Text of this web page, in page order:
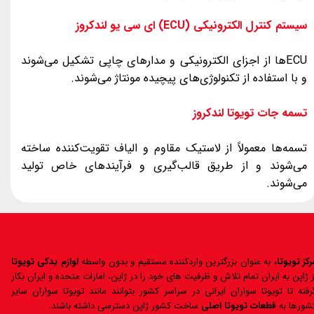
سیستم کنترل الکترونیکی (ECU) ای سی یو لندکروز
ECUها از اجزای الکترونیکی و مدارهای چاپی تشکیل می‌شوند
و با استفاده از تکنولوژی‌های پیچیده مونتاژ می‌شوند.
تسمه جات تویوتا لندکروز
تسمه‌ها معمولاً از لاستیک مقاوم و الیاف تقویت‌کننده ساخته
می‌شوند و از طریق قالب‌گیری و فرآیندهای خاص تولید
می‌شوند.
تویوتا، به عنوان بزرگترین واردکننده مستقیم و بدون واسطهلوازم یدکی تویوتا
ژاپن به ایران تمام تلاش و ظرفیت های خود را در ژاپن، امارات متحده و ایران بکار
تا تویوتا سواران ایرانی در سراسر کشور بتوانند مانند تویوتا سواران سایر
به قطعات تویوتا اصلی ساخت کشور ژاپن دسترسی داشته باشند.